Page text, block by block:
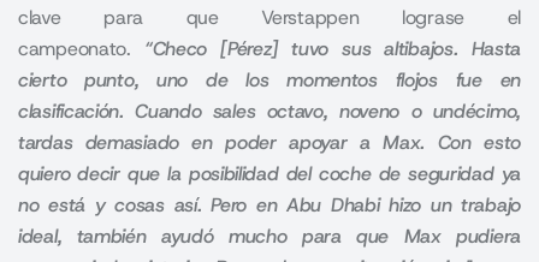
clave para que Verstappen lograse el
campeonato. “Checo [Pérez] tuvo sus altibajos. Hasta
cierto punto, uno de los momentos flojos fue en
clasificación. Cuando sales octavo, noveno o undécimo,
tardas demasiado en poder apoyar a Max. Con esto
quiero decir que la posibilidad del coche de seguridad ya
no está y cosas así. Pero en Abu Dhabi hizo un trabajo
ideal, también ayudó mucho para que Max pudiera